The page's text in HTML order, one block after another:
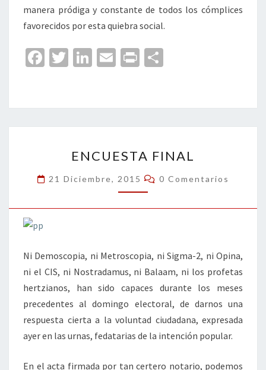
manera pródiga y constante de todos los cómplices
favorecidos por esta quiebra social.
Fa
o
o
T
er
Li
dI
n
E
l
Pr
p
ar
tir
FINAL
ENCUESTA FINAL
21 Diciembre, 2015 Comentarios
0 Comentarios
Ni Demoscopia, ni Metroscopia, ni Sigma-2, ni Opina,
ni el CIS, ni Nostradamus, ni Balaam, ni los profetas
hertzianos, han sido capaces durante los meses
precedentes al domingo electoral, de darnos una
respuesta cierta a la voluntad ciudadana, expresada
ayer en las urnas, fedatarias de la intención popular.
En el acta firmada por tan certero notario, podemos